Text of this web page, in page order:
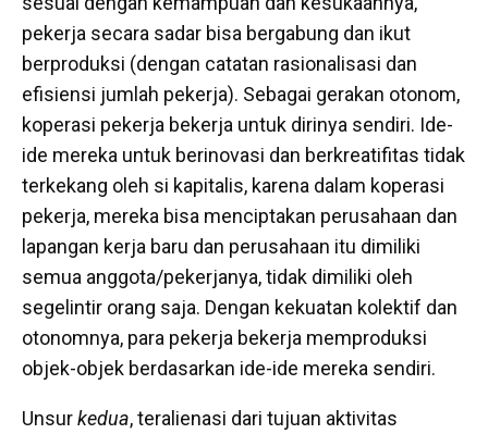
pekerja secara sadar bisa bergabung dan ikut
berproduksi (dengan catatan rasionalisasi dan
efisiensi jumlah pekerja). Sebagai gerakan otonom,
koperasi pekerja bekerja untuk dirinya sendiri. Ide-
ide mereka untuk berinovasi dan berkreatifitas tidak
terkekang oleh si kapitalis, karena dalam koperasi
pekerja, mereka bisa menciptakan perusahaan dan
lapangan kerja baru dan perusahaan itu dimiliki
semua anggota/pekerjanya, tidak dimiliki oleh
segelintir orang saja. Dengan kekuatan kolektif dan
otonomnya, para pekerja bekerja memproduksi
objek-objek berdasarkan ide-ide mereka sendiri.
Unsurkedua, teralienasi dari tujuan aktivitas